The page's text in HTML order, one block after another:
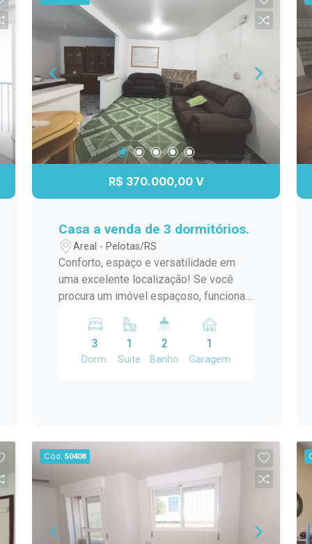
elétrica inclusas no valor do aluguel.
Possui tanque instalado, agregando
funcionalidade ao imóvel. Localização
central próxima ao Supermercado
Paraíso. Ideal para estudantes,
trabalhadores ou casais que buscam
um imóvel prático, mobiliado e com
localização estratégica no Centro de
Pelotas. Entre em contato para mais
informações e agende sua visita.
segurança e áreas comuns planejadas
para o seu bem-estar. Perfeito para
morar ou investir, em uma região
valorizada e de fácil acesso a serviços,
comércio e lazer. Localização
estratégica Design moderno e funcional
Ideal para moradia ou investimento
R$ 370.000,00 V
Casa a venda de 3 dormitórios.
Areal - Pelotas/RS
Conforto, espaço e versatilidade em
uma excelente localização! Se você
procura um imóvel espaçoso, funcional
esta é a oportunidade ideal! Com 200
m² de área construída, o imóvel conta
com: 3 dormitórios, sendo 1 suíte; Sala
Área de serviço; Duas salas adicionais,
ideais para escritório, consultório,
ateliê, depósito ou espaço de apoio. A
planta versátil permite diversas
possibilidades de uso, sendo perfeita
para famílias que valorizam ambientes
3
Dorm.
1
Suite
2
Banho
1
Garagem
Cód. 50408